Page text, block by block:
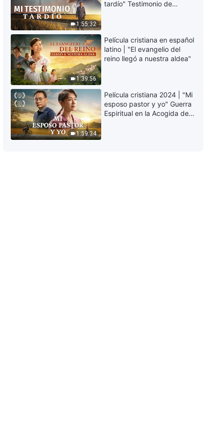
1:55:32
tardío" Testimonio de
1:39:56
Película cristiana en español
latino | "El evangelio del
reino llegó a nuestra aldea"
1:59:34
Película cristiana 2024 | "Mi
esposo pastor y yo" Guerra
Espiritual en la Acogida del